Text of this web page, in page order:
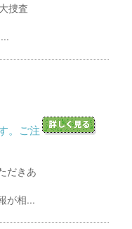
捜査
。ご注
だきあ
が相...